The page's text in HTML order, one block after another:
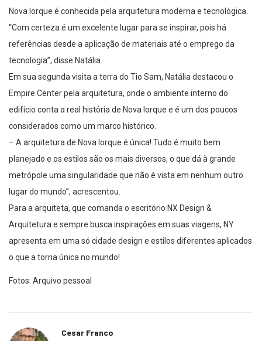
Nova Iorque é conhecida pela arquitetura moderna e tecnológica.
“Com certeza é um excelente lugar para se inspirar, pois há
referências desde a aplicação de materiais até o emprego da
tecnologia”, disse Natália.
Em sua segunda visita a terra do Tio Sam, Natália destacou o
Empire Center pela arquitetura, onde o ambiente interno do
edifício conta a real história de Nova Iorque e é um dos poucos
considerados como um marco histórico.
– A arquitetura de Nova Iorque é única! Tudo é muito bem
planejado e os estilos são os mais diversos, o que dá à grande
metrópole uma singularidade que não é vista em nenhum outro
lugar do mundo”, acrescentou.
Para a arquiteta, que comanda o escritório NX Design &
Arquitetura e sempre busca inspirações em suas viagens, NY
apresenta em uma só cidade design e estilos diferentes aplicados
o que a torna única no mundo!
Fotos: Arquivo pessoal
Cesar Franco